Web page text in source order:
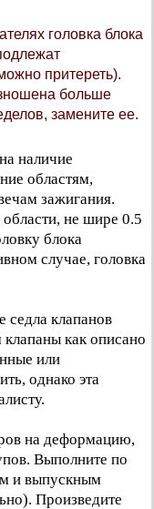
головка блока
притереть).
больше
замените ее.
наличие
областям,
зажигания.
не шире 0.5
блока
случае, головка
седла клапанов
как описано
или
однако эта
на деформацию,
Выполните по
и выпускным
Произведите